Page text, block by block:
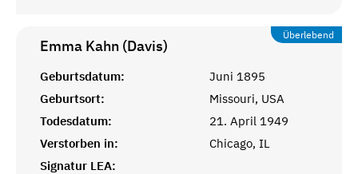
Überlebend
Emma Kahn (Davis)
Geburtsdatum:
Juni 1895
Geburtsort:
Missouri, USA
Todesdatum:
21. April 1949
Verstorben in:
Chicago, IL
Signatur LEA: